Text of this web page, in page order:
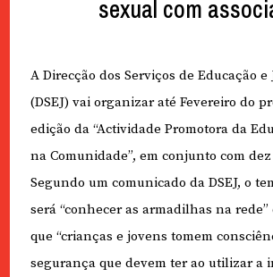
sexual com
A Direcção dos Serviços de Educação
(DSEJ) vai organizar até Fevereiro do
edição da “Actividade Promotora da
na Comunidade”, em conjunto com dez
Segundo um comunicado da DSEJ, o
será “conhecer as armadilhas na
que “crianças e jovens tomem
segurança que devem ter ao utilizar a